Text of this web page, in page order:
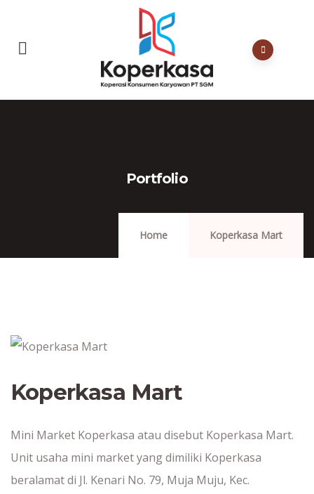
Portfolio
Home Koperkasa Mart
Koperkasa Mart
Mini Market Koperkasa atau disebut Koperkasa Mart.
Unit usaha mini market yang dimiliki Koperkasa
beralamat di Jl. Kenari No. 79, Muja Muju, Kec.